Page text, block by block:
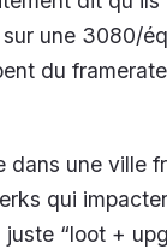
une 3080/
du
dans une ville
qui
juste “loot +